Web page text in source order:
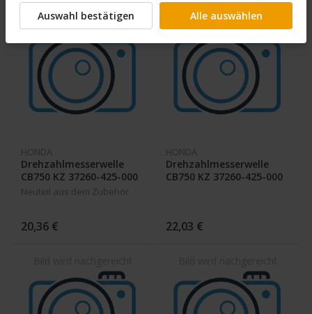
HONDA
Drehzahlmesserwelle
CB750 KZ 37260-425-000
Neuteil aus dem Zubehör
20,36 €
HONDA
Drehzahlmesserwelle
CB750 KZ 37260-425-000
22,03 €
Auswahl bestätigen Alle auswählen